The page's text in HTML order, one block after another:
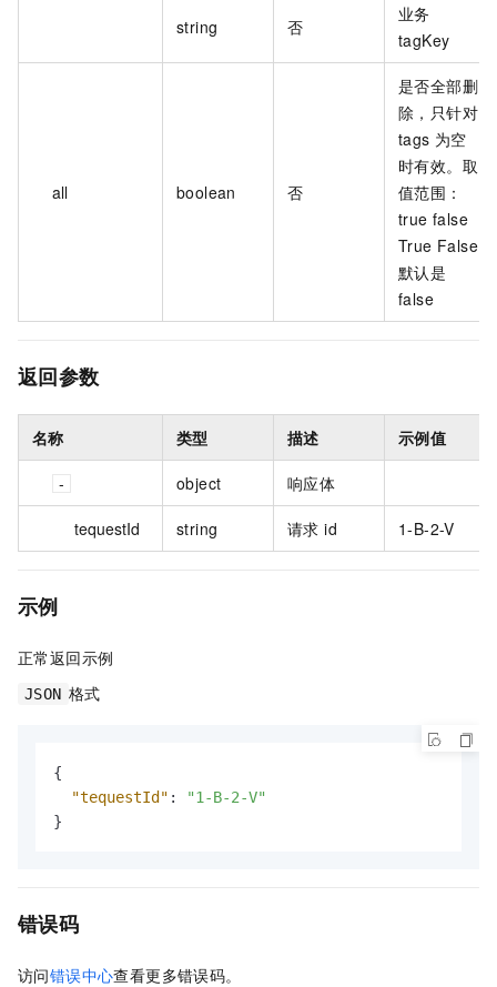
string 否
业务
tagKey
all boolean 否
是否全部删
除，只针对
tags 为空
时有效。取
值范围：
true false
True False
默认是
false
返回参数
名称 类型 描述 示例值
object 响应体
tequestId string 请求 id 1-B-2-V
示例
正常返回示例
JSON 格式
{
"tequestId" :
"1-B-2-V"
}
错误码
访问错误中心查看更多错误码。